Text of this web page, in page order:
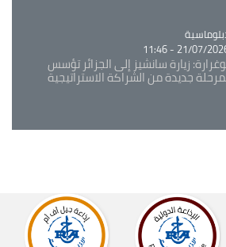
21/07/2026 -
زيارة سانشيز إلى الجزائر تؤسس
جديدة من الشراكة الاستراتيجية